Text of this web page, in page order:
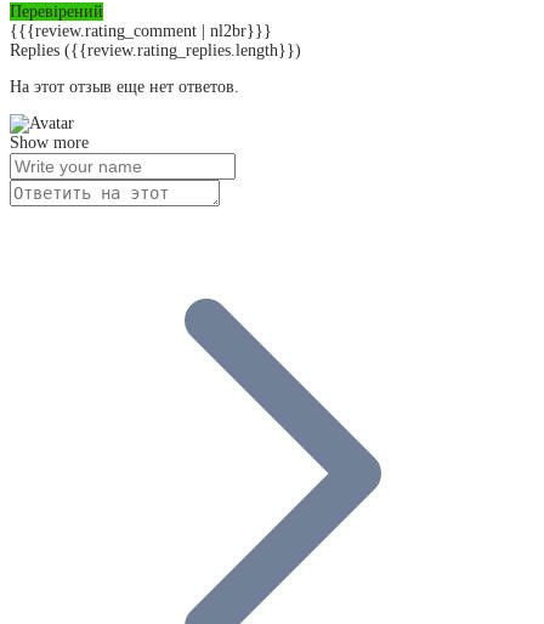
Перевірений
{{{review.rating_comment | nl2br}}}
Replies ({{review.rating_replies.length}})
На этот отзыв еще нет ответов.
Show more